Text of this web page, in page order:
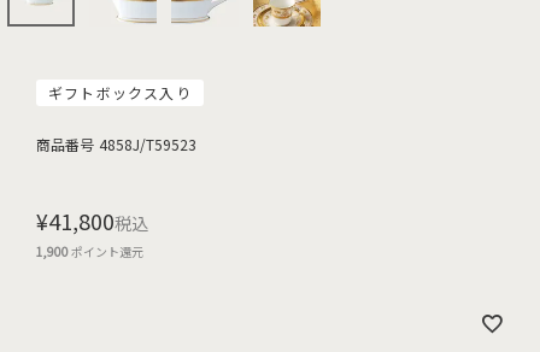
ギフトボックス入り
商品番号 4858J/T59523
¥41,800税込
1,900ポイント還元